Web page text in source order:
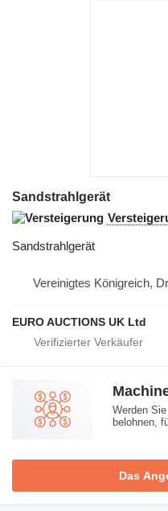
Sandstrahlgerät
Sandstrahlgerät
Vereinigtes Königreich,
EURO AUCTIONS UK Ltd
Werden
belohnen,
Das